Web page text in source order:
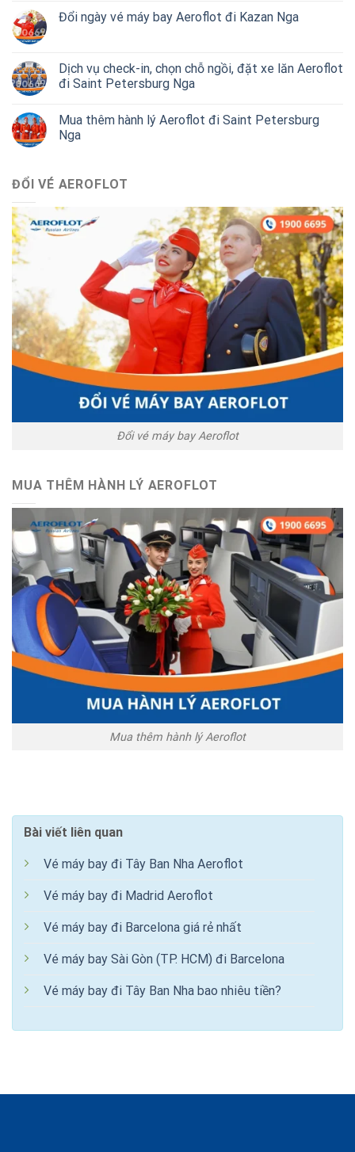
Đổi ngày vé máy bay Aeroflot đi Kazan Nga
Dịch vụ check-in, chọn chỗ ngồi, đặt xe lăn Aeroflot
đi Saint Petersburg Nga
Mua thêm hành lý Aeroflot đi Saint Petersburg
Nga
ĐỔI VÉ AEROFLOT
Đổi vé máy bay Aeroflot
MUA THÊM HÀNH LÝ AEROFLOT
Mua thêm hành lý Aeroflot
Bài viết liên quan
Vé máy bay đi Tây Ban Nha Aeroflot
Vé máy bay đi Madrid Aeroflot
Vé máy bay đi Barcelona giá rẻ nhất
Vé máy bay Sài Gòn (TP. HCM) đi Barcelona
Vé máy bay đi Tây Ban Nha bao nhiêu tiền?